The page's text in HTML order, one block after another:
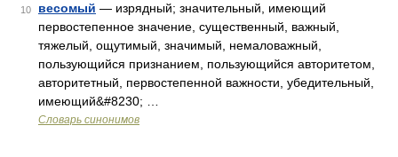
10 весомый — изрядный; значительный, имеющий
первостепенное значение, существенный, важный,
тяжелый, ощутимый, значимый, немаловажный,
пользующийся признанием, пользующийся авторитетом,
авторитетный, первостепенной важности, убедительный,
имеющий&#8230; …
Словарь синонимов